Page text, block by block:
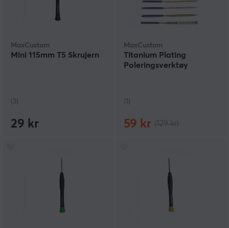
MaxCustom
Mini 115mm T5 Skrujern
(3)
29 kr
MaxCustom
Titanium Plating
Poleringsverktøy
(1)
59 kr